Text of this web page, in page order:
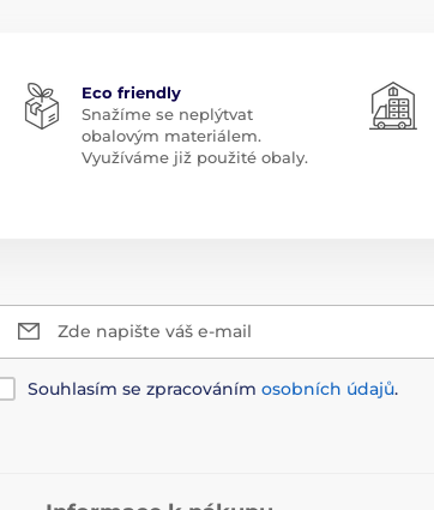
Eco friendly
Snažíme se neplýtvat
obalovým materiálem.
Využíváme již použité obaly.
Zde napište váš e-mail
Souhlasím se zpracováním osobních údajů.